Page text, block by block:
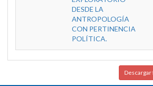
DESDE LA
ANTROPOLOGÍA
CON PERTINENCIA
POLÍTICA.